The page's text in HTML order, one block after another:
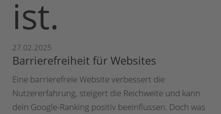
27.02.2025
Barrierefreiheit für Websites
Eine barrierefreie Website verbessert die
Nutzererfahrung, steigert die Reichweite und kann
dein Google-Ranking positiv beeinflussen. Doch was